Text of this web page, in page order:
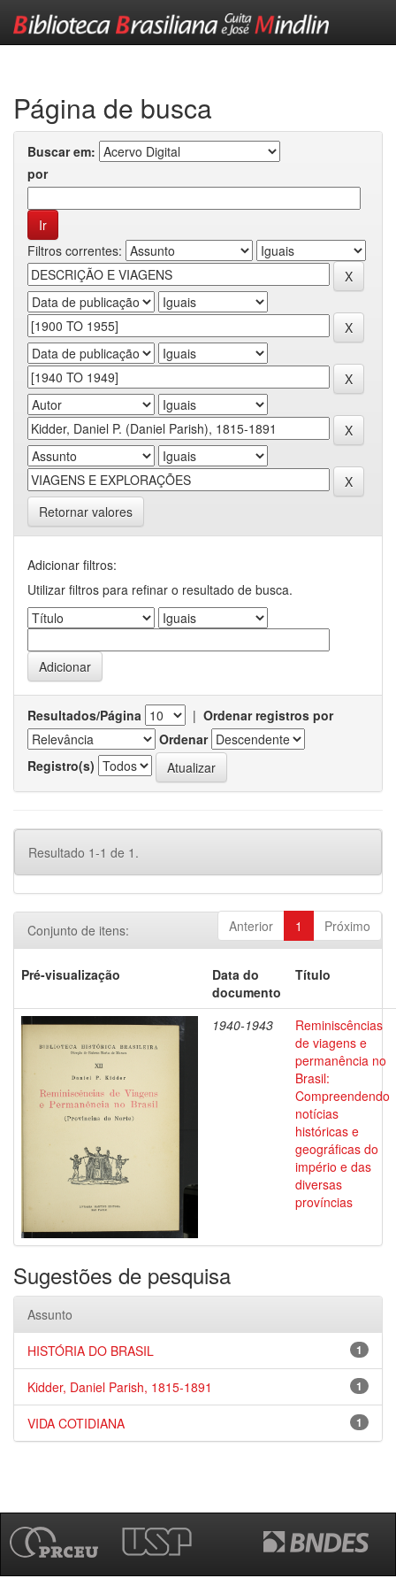
Página de busca
Buscar em:
por
Filtros correntes:
Retornar valores
Adicionar filtros:
Utilizar filtros para refinar o resultado de busca.
Resultados/Página | Ordenar registros por
Ordenar
Registro(s)
Resultado 1-1 de 1.
Anterior 1 Próximo
Conjunto de itens:
Pré-visualização
Data do
documento
Título
1940-1943
Reminiscências
de viagens e
permanência no
Brasil:
Compreendendo
notícias
históricas e
geográficas do
império e das
diversas
províncias
Sugestões de pesquisa
Assunto
1
HISTÓRIA DO BRASIL
1
Kidder, Daniel Parish, 1815-1891
1
VIDA COTIDIANA